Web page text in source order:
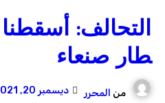
التحالف:
طار صنعاء
من المحرر
ديسمبر 20, 2021